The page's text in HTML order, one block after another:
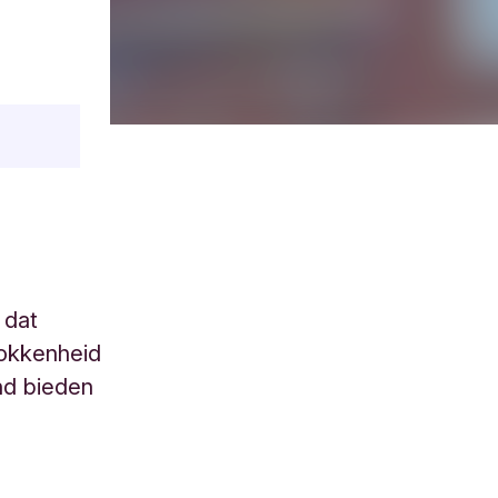
bieden